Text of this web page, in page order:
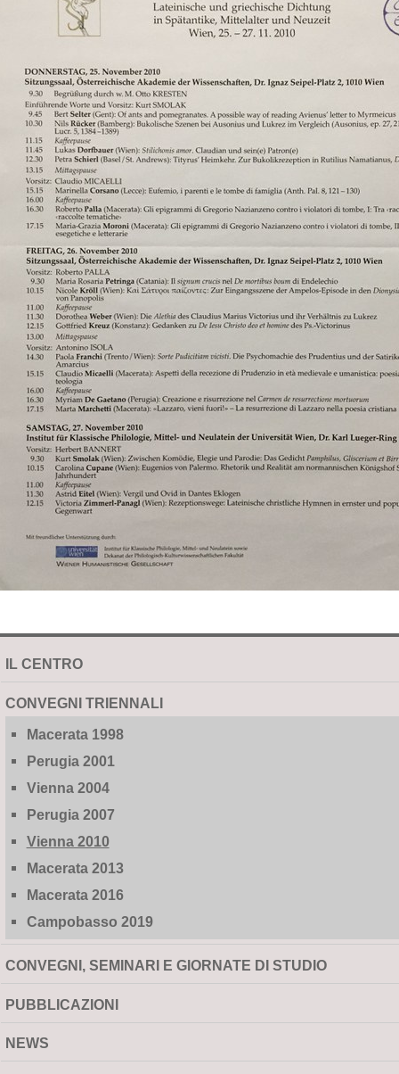
EXTENDED
IL CENTRO
CONVEGNI TRIENNALI
Macerata 1998
Perugia 2001
Vienna 2004
Perugia 2007
Vienna 2010
Macerata 2013
Macerata 2016
Campobasso 2019
CONVEGNI, SEMINARI E GIORNATE DI STUDIO
PUBBLICAZIONI
NEWS